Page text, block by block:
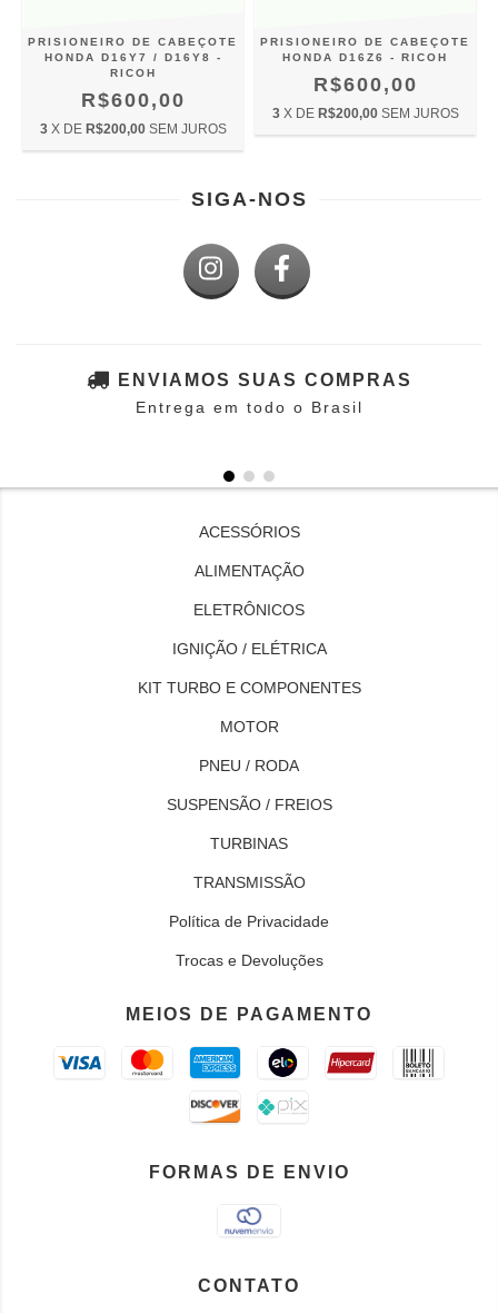
PRISIONEIRO DE CABEÇOTE
HONDA D16Y7 / D16Y8 -
RICOH
R$600,00
3 X DE R$200,00 SEM JUROS
PRISIONEIRO DE CABEÇOTE
HONDA D16Z6 - RICOH
R$600,00
3 X DE R$200,00 SEM JUROS
SIGA-NOS
ENVIAMOS SUAS COMPRAS
Entrega em todo o Brasil
ACESSÓRIOS
ALIMENTAÇÃO
ELETRÔNICOS
IGNIÇÃO / ELÉTRICA
KIT TURBO E COMPONENTES
MOTOR
PNEU / RODA
SUSPENSÃO / FREIOS
TURBINAS
TRANSMISSÃO
Política de Privacidade
Trocas e Devoluções
MEIOS DE PAGAMENTO
FORMAS DE ENVIO
CONTATO